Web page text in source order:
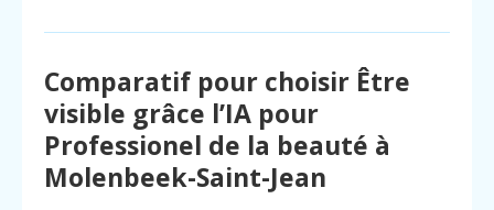
Comparatif pour choisir Être
visible grâce l’IA pour
Professionel de la beauté à
Molenbeek-Saint-Jean